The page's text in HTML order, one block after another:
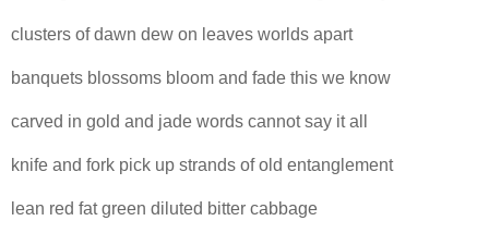
clusters of dawn dew on leaves worlds apart
banquets blossoms bloom and fade this we know
carved in gold and jade words cannot say it all
knife and fork pick up strands of old entanglement
lean red fat green diluted bitter cabbage